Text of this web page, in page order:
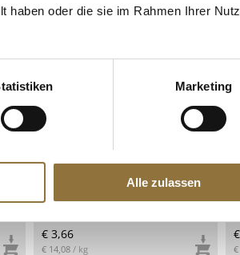
haben oder die sie im Rahmen Ihrer
Marketing
Alle zulassen
LEBENSMITTELKENNZEICHNUNGEN
San Marzano Tomaten, ganz,
rot, geschält, Kampanien,
Italien, 400 g, ATG 260g
Art.Nr.:19904
€ 3,66
€ 14,08 / kg